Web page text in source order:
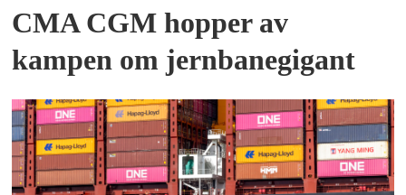
CMA CGM hopper av
kampen om jernbanegigant